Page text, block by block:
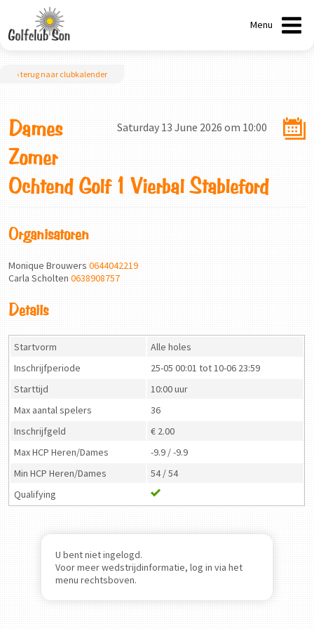
Menu
‹ terug naar clubkalender
Saturday 13 June 2026 om 10:00
Dames
Zomer
Ochtend Golf 1 Vierbal Stableford
Organisatoren
Monique Brouwers0644042219
Carla Scholten0638908757
Details
Startvorm
Alle holes
Inschrijfperiode
25-05 00:01 tot 10-06 23:59
Starttijd
10:00 uur
Max aantal spelers
36
Inschrijfgeld
€ 2.00
Max HCP Heren/Dames
-9.9 / -9.9
Min HCP Heren/Dames
54 / 54
Qualifying
U bent niet ingelogd.
Voor meer wedstrijdinformatie, log in via het
menu rechtsboven.